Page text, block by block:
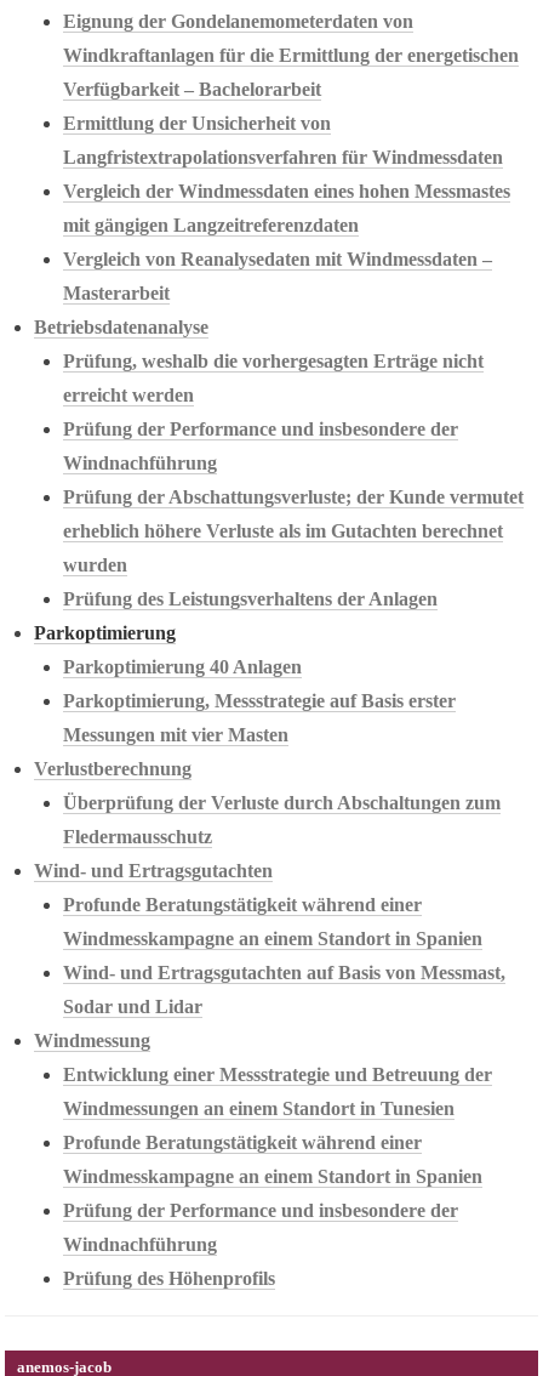
Eignung der Gondelanemometerdaten von
Windkraftanlagen für die Ermittlung der energetischen
Verfügbarkeit – Bachelorarbeit
Ermittlung der Unsicherheit von
Langfristextrapolationsverfahren für Windmessdaten
Vergleich der Windmessdaten eines hohen Messmastes
mit gängigen Langzeitreferenzdaten
Vergleich von Reanalysedaten mit Windmessdaten –
Masterarbeit
Betriebsdatenanalyse
Prüfung, weshalb die vorhergesagten Erträge nicht
erreicht werden
Prüfung der Performance und insbesondere der
Windnachführung
Prüfung der Abschattungsverluste; der Kunde vermutet
erheblich höhere Verluste als im Gutachten berechnet
wurden
Prüfung des Leistungsverhaltens der Anlagen
Parkoptimierung
Parkoptimierung 40 Anlagen
Parkoptimierung, Messstrategie auf Basis erster
Messungen mit vier Masten
Verlustberechnung
Überprüfung der Verluste durch Abschaltungen zum
Fledermausschutz
Wind- und Ertragsgutachten
Profunde Beratungstätigkeit während einer
Windmesskampagne an einem Standort in Spanien
Wind- und Ertragsgutachten auf Basis von Messmast,
Sodar und Lidar
Windmessung
Entwicklung einer Messstrategie und Betreuung der
Windmessungen an einem Standort in Tunesien
Profunde Beratungstätigkeit während einer
Windmesskampagne an einem Standort in Spanien
Prüfung der Performance und insbesondere der
Windnachführung
Prüfung des Höhenprofils
anemos-jacob